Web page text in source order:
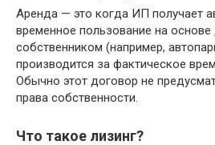
Аренда — это когда ИП получает
временное пользование на
собственником (например,
производится за фактическое
Обычно этот договор не
права собственности.
Что такое лизинг?